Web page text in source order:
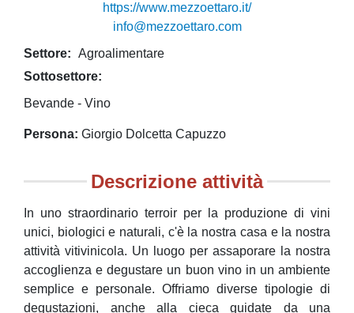
https://www.mezzoettaro.it/
info@mezzoettaro.com
Settore
Agroalimentare
Sottosettore
Bevande - Vino
Persona Giorgio Dolcetta Capuzzo
Descrizione attività
In uno straordinario terroir per la produzione di vini
unici, biologici e naturali, c'è la nostra casa e la nostra
attività vitivinicola. Un luogo per assaporare la nostra
accoglienza e degustare un buon vino in un ambiente
semplice e personale. Offriamo diverse tipologie di
degustazioni, anche alla cieca guidate da una